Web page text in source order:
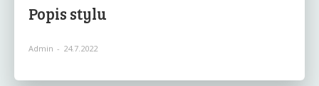
Popis stylu
Admin - 24.7.2022